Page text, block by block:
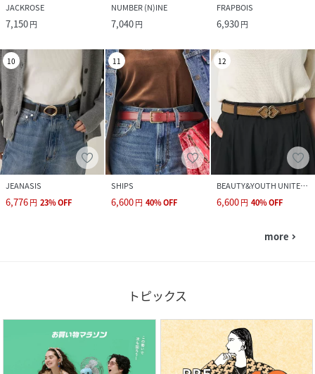
JACKROSE
7,150円
NUMBER (N)INE
7,040円
FRAPBOIS
6,930円
10
JEANASIS
6,776円 23%OFF
11
SHIPS
6,600円 40%OFF
12
BEAUTY&YOUTH UNITED ARROWS
6,600円 40%OFF
more navigate_next
トピックス